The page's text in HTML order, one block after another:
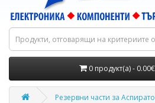
0 продукт(а) -
Резервни части за